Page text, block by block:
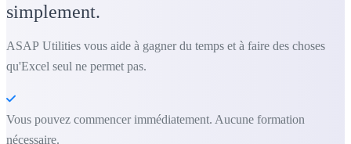
simplement.
ASAP Utilities vous aide à gagner du temps et à faire des choses
qu'Excel seul ne permet pas.
Vous pouvez commencer immédiatement. Aucune formation
nécessaire.